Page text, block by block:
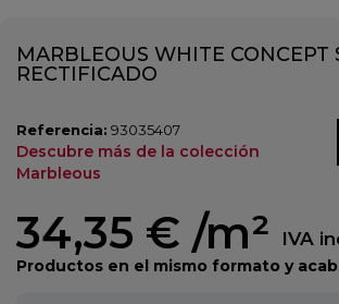
MARBLEOUS WHITE CONCEPT
RECTIFICADO
Referencia: 93035407
Descubre más de la colección
Marbleous
34,35 € /m² IVA
Productos en el mismo formato y